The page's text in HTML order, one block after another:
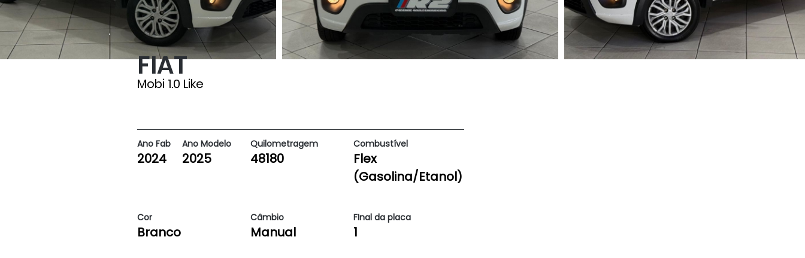
48180
FIAT
Mobi 1.0 Like
Ano Fab
2024
Ano Modelo
2025
Cor
Branco
Quilometragem Combustível
48180
Flex
(Gasolina/Etanol)
Câmbio FInal da placa
Manual 1